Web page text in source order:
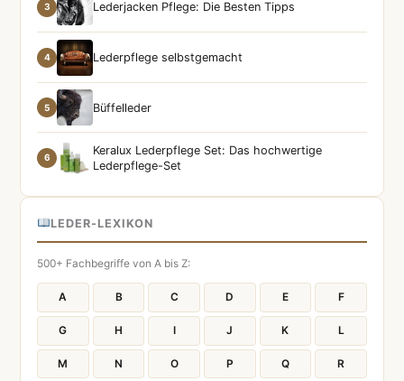
3 Lederjacken Pflege: Die Besten Tipps
4 Lederpflege selbstgemacht
5 Büffelleder
6
Keralux Lederpflege Set: Das hochwertige
Lederpflege-Set
LEDER-LEXIKON
500+ Fachbegriffe von A bis Z:
A B C D E F
G H I J K L
M N O P Q R